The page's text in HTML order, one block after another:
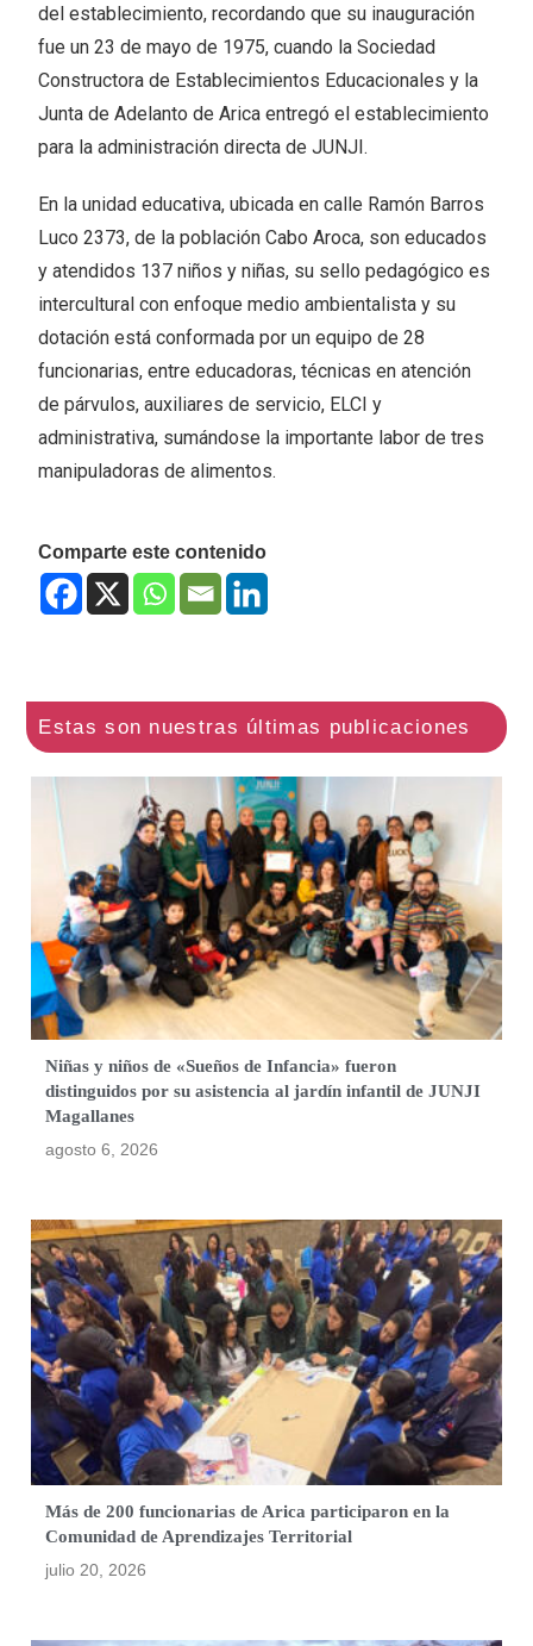
del establecimiento, recordando que su inauguración
fue un 23 de mayo de 1975, cuando la Sociedad
Constructora de Establecimientos Educacionales y la
Junta de Adelanto de Arica entregó el establecimiento
para la administración directa de JUNJI.
En la unidad educativa, ubicada en calle Ramón Barros
Luco 2373, de la población Cabo Aroca, son educados
y atendidos 137 niños y niñas, su sello pedagógico es
intercultural con enfoque medio ambientalista y su
dotación está conformada por un equipo de 28
funcionarias, entre educadoras, técnicas en atención
de párvulos, auxiliares de servicio, ELCI y
administrativa, sumándose la importante labor de tres
manipuladoras de alimentos.
Comparte este contenido
Niñas y niños de «Sueños de Infancia» fueron
distinguidos por su asistencia al jardín infantil de JUNJI
Magallanes
agosto 6, 2026
Más de 200 funcionarias de Arica participaron en la
Comunidad de Aprendizajes Territorial
julio 20, 2026